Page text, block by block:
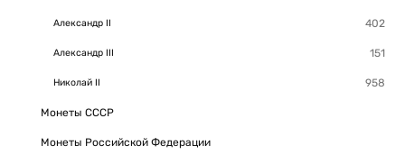
Александр II
Александр III
Николай II
Монеты СССР
Монеты Российской Федерации